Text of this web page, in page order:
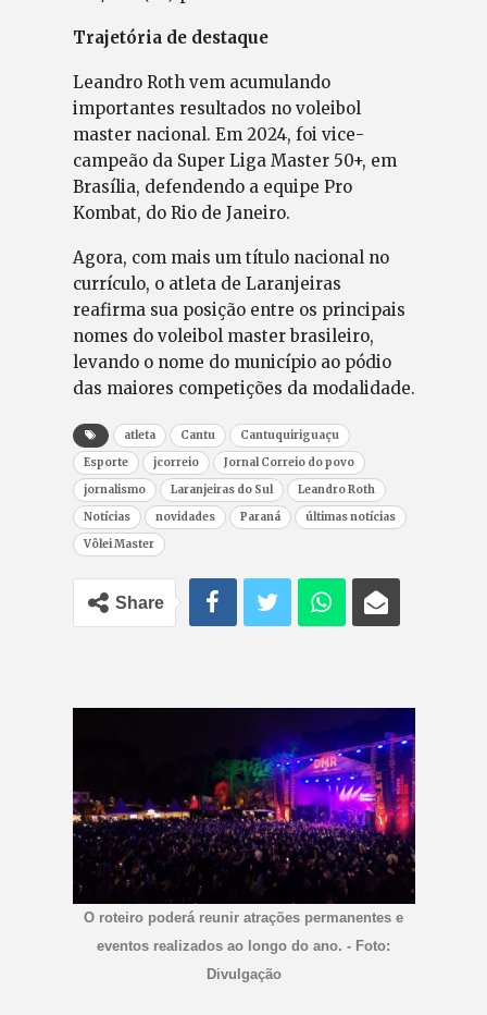
Trajetória de destaque
Leandro Roth vem acumulando
importantes resultados no voleibol
master nacional. Em 2024, foi vice-
campeão da Super Liga Master 50+, em
Brasília, defendendo a equipe Pro
Kombat, do Rio de Janeiro.
Agora, com mais um título nacional no
currículo, o atleta de Laranjeiras
reafirma sua posição entre os principais
nomes do voleibol master brasileiro,
levando o nome do município ao pódio
das maiores competições da modalidade.
atleta Cantu
Cantuquiriguaçu
Esporte
jcorreio
Jornal Correio do povo
jornalismo
Laranjeiras do Sul
Leandro Roth
Notícias
novidades Paraná
últimas notícias
Vôlei Master
Share
O roteiro poderá reunir atrações permanentes e
eventos realizados ao longo do ano. - Foto:
Divulgação